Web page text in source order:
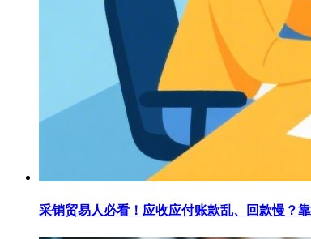
采销贸易人必看！应收应付账款乱、回款慢？